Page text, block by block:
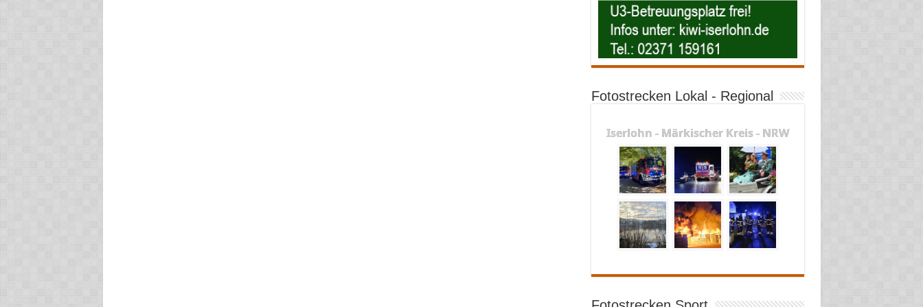
Fotostrecken Lokal - Regional
Iserlohn - Märkischer Kreis - NRW